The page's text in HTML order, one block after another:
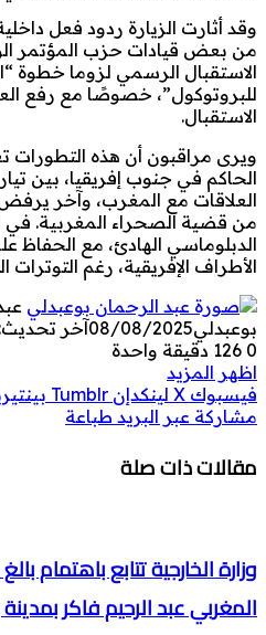
وقد أثارت الزيارة ردود فعل
من بعض قيادات حزب المؤتمر
الاستقبال الرسمي لزوما خطوة
للبروتوكول”، خصوصًا مع رفع
الاستقبال.
ويرى مراقبون أن هذه التطورات
الحاكم في جنوب إفريقيا، بين
العلاقات مع المغرب، وآخر
من قضية الصحراء المغربية. في
الدبلوماسي الهادئ، مع الحفاظ
الأطراف الإفريقية، رغم التوترات
بوعبدلي08/08/2025آخر تحديث: 08/08/2025
0
دقيقة واحدة
اظهر المزيد
فيسبوك ‫X لينكدإن
مشاركة عبر البريد طباعة
مقالات ذات صلة
وزارة الخارجية تتابع باهتمام
المغربي عبد الرحيم فاكر بمدينة